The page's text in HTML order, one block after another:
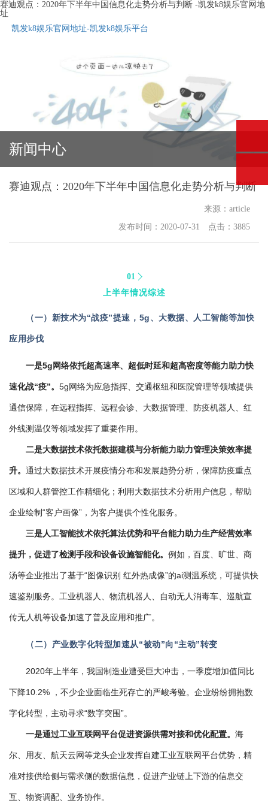
赛迪观点：2020年下半年中国信息化走势分析与判断 -凯发k8娱乐官网地
址
凯发k8娱乐官网地址-凯发k8娱乐平台
新闻中心
赛迪观点：2020年下半年中国信息化走势分析与判断
来源：article
发布时间：2020-07-31 点击：3885
01
上半年情况综述
（一） 新技术为“战疫”提速，5g、大数据、人工智能等加快
应用步伐
一是5g网络依托超高速率、超低时延和超高密度等能力助力快
速化战“疫”。 5g网络为应急指挥、交通枢纽和医院管理等领域提供
通信保障，在远程指挥、远程会诊、大数据管理、防疫机器人、红
外线测温仪等领域发挥了重要作用。
二是大数据技术依托数据建模与分析能力助力管理决策效率提
升。 通过大数据技术开展疫情分布和发展趋势分析，保障防疫重点
区域和人群管控工作精细化；利用大数据技术分析用户信息，帮助
企业绘制“客户画像”，为客户提供个性化服务。
三是人工智能技术依托算法优势和平台能力助力生产经营效率
提升，促进了检测手段和设备设施智能化。 例如，百度、旷世、商
汤等企业推出了基于“图像识别 红外热成像”的ai测温系统，可提供快
速鉴别服务。工业机器人、物流机器人、自动无人消毒车、巡航宣
传无人机等设备加速了普及应用和推广。
（二）产业数字化转型加速从“被动”向“主动”转变
2020年上半年，我国制造业遭受巨大冲击，一季度增加值同比
下降10.2% ，不少企业面临生死存亡的严峻考验。企业纷纷拥抱数
字化转型，主动寻求“数字突围”。
一是通过工业互联网平台促进资源供需对接和优化配置。 海
尔、用友、航天云网等龙头企业发挥自建工业互联网平台优势，精
准对接供给侧与需求侧的数据信息，促进产业链上下游的信息交
互、物资调配、业务协作。